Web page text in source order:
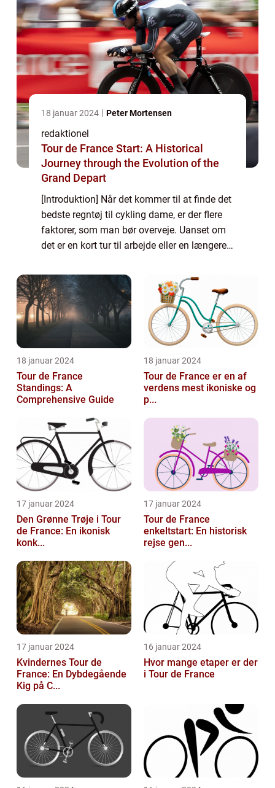
18 januar 2024 Peter Mortensen
redaktionel
Tour de France Start: A Historical
Journey through the Evolution of the
Grand Depart
[Introduktion] Når det kommer til at finde det
bedste regntøj til cykling dame, er der flere
faktorer, som man bør overveje. Uanset om
det er en kort tur til arbejde eller en længere
det rette regntøj fo...
18 januar 2024
Tour de France
Standings: A
Comprehensive Guide
18 januar 2024
Tour de France er en af
verdens mest ikoniske og
p...
17 januar 2024
Den Grønne Trøje i Tour
de France: En ikonisk
konk...
17 januar 2024
Tour de France
enkeltstart: En historisk
rejse gen...
17 januar 2024
Kvindernes Tour de
France: En Dybdegående
Kig på C...
16 januar 2024
Hvor mange etaper er der
i Tour de France